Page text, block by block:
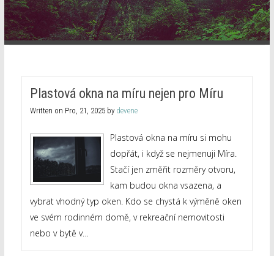
Plastová okna na míru nejen pro Míru
Written on Pro, 21, 2025 by devene
Plastová okna na míru si mohu
dopřát, i když se nejmenuji Míra.
Stačí jen změřit rozměry otvoru,
kam budou okna vsazena, a
vybrat vhodný typ oken. Kdo se chystá k výměně oken
ve svém rodinném domě, v rekreační nemovitosti
nebo v bytě v…